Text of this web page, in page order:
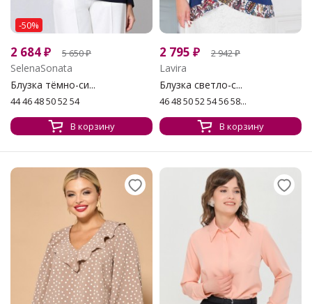
-50%
2 684₽ 5 650₽
SelenaSonata
Блузка тёмно-си...
44 46 48 50 52 54
В корзину
2 795 ₽ 2 942₽
Lavira
Блузка светло-с...
46 48 50 52 54 56 58...
В корзину